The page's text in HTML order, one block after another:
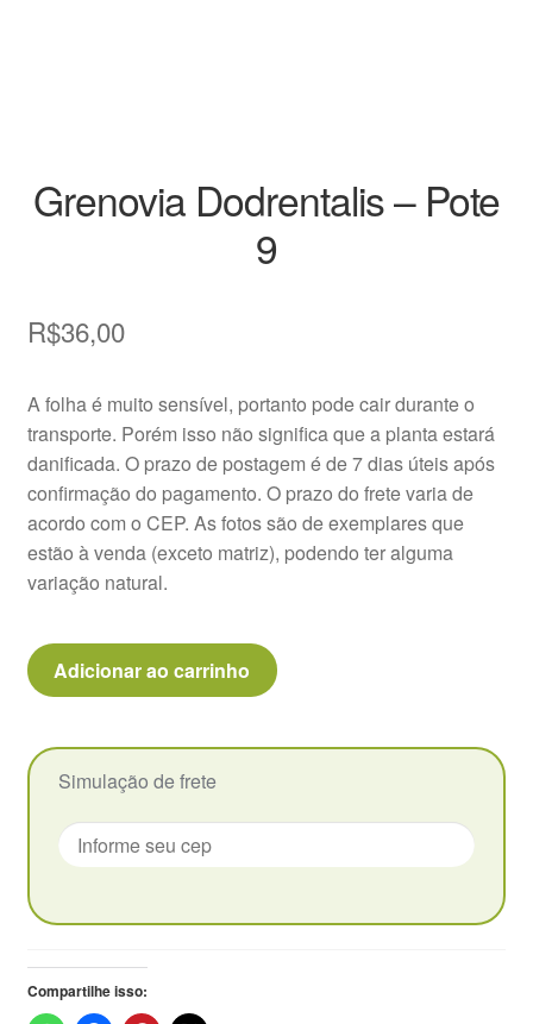
Kits
Miniaturas
Perguntas frequentes
Placas de Identificação
Raras
Vasos
Grenovia Dodrentalis – Pote
9
R$36,00
A folha é muito sensível, portanto pode cair durante o
transporte. Porém isso não significa que a planta estará
danificada. O prazo de postagem é de 7 dias úteis após
confirmação do pagamento. O prazo do frete varia de
acordo com o CEP. As fotos são de exemplares que
estão à venda (exceto matriz), podendo ter alguma
variação natural.
Grenovia
Dodrentalis
Pote
9
Adicionar ao carrinho
Simulação de frete
Compartilhe isso: